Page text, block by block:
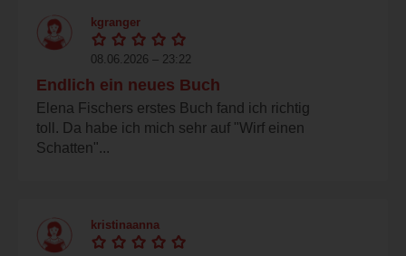
kgranger
08.06.2026 – 23:22
Endlich ein neues Buch
Elena Fischers erstes Buch fand ich richtig
toll. Da habe ich mich sehr auf "Wirf einen
Schatten"...
kristinaanna